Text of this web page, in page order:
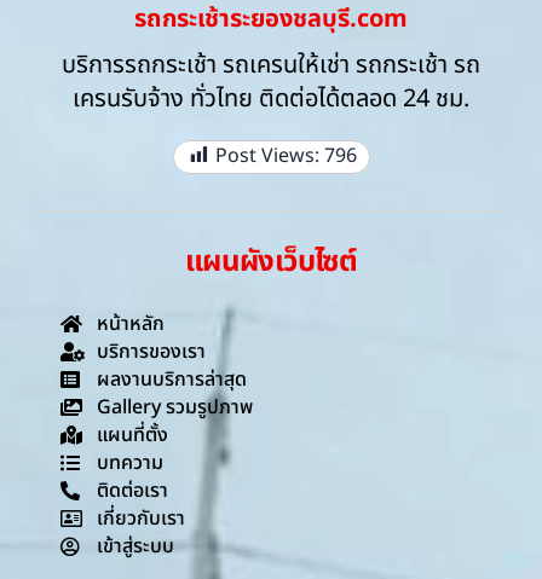
รถกระเช้าระยองชลบุรี.com
บริการรถกระเช้า รถเครนให้เช่า รถกระเช้า รถ
เครนรับจ้าง ทั่วไทย ติดต่อได้ตลอด 24 ชม.
Post Views: 796
แผนผังเว็บไซต์
หน้าหลัก
บริการของเรา
ผลงานบริการล่าสุด
Gallery รวมรูปภาพ
แผนที่ตั้ง
บทความ
ติดต่อเรา
เกี่ยวกับเรา
เข้าสู่ระบบ